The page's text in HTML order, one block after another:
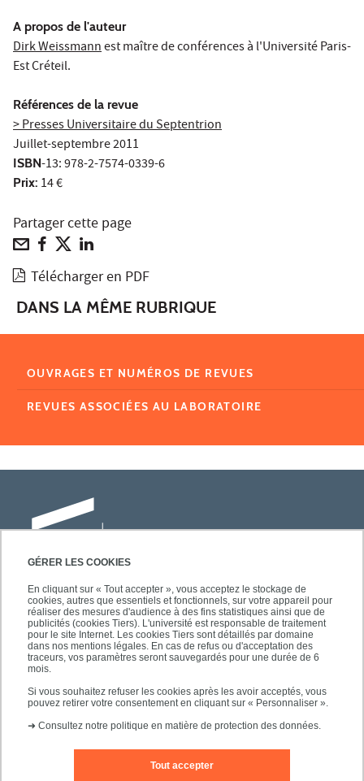
GÉRER LES COOKIES
En cliquant sur « Tout accepter », vous acceptez le stockage de
cookies, autres que essentiels et fonctionnels, sur votre appareil pour
réaliser des mesures d'audience à des fins statistiques ainsi que de
publicités (cookies Tiers). L'université est responsable de traitement
pour le site Internet. Les cookies Tiers sont détaillés par domaine
dans nos mentions légales. En cas de refus ou d'acceptation des
traceurs, vos paramètres seront sauvegardés pour une durée de 6
mois.
Si vous souhaitez refuser les cookies après les avoir acceptés, vous
pouvez retirer votre consentement en cliquant sur « Personnaliser ».
➜ Consultez notre politique en matière de protection des données.
Tout accepter
A propos de l'auteur
Dirk Weissmannest maître de conférences à l'Université Paris-
Est Créteil.
Références de la revue
> Presses Universitaire du Septentrion
Juillet-septembre 2011
ISBN-13: 978-2-7574-0339-6
Prix: 14 €
Partager cette page
Télécharger en PDF
DANS LA MÊME RUBRIQUE
OUVRAGES ET NUMÉROS DE REVUES
REVUES ASSOCIÉES AU LABORATOIRE
Université Paris-Est Créteil
Faculté des lettres, langues et sciences
humaines
61, avenue du Général de Gaulle
94010 Créteil
Mentions légales